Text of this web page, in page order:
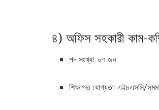
৪) অফিস সহকারী কাম-
পদ সংখ্যা: ০৭ জন
শিক্ষাগত যোগ্যতা: এইচএসসি/